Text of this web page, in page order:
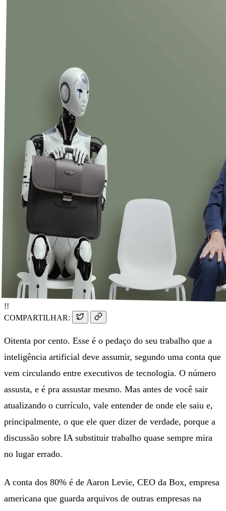
!!
COMPARTILHAR:
Oitenta por cento. Esse é o pedaço do seu trabalho que a
inteligência artificial deve assumir, segundo uma conta que
vem circulando entre executivos de tecnologia. O número
assusta, e é pra assustar mesmo. Mas antes de você sair
atualizando o currículo, vale entender de onde ele saiu e,
principalmente, o que ele quer dizer de verdade, porque a
discussão sobre IA substituir trabalho quase sempre mira
no lugar errado.
A conta dos 80% é de Aaron Levie, CEO da Box, empresa
americana que guarda arquivos de outras empresas na